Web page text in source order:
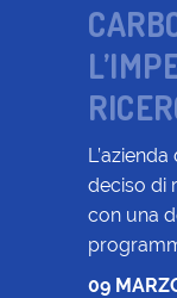
deciso di
con una
09